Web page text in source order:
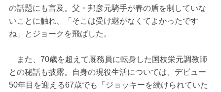
の話題にも言及。父・邦彦元騎手が春の盾を制していな
いことに触れ、「そこは受け継がなくてよかったです
ね」とジョークを飛ばした。
また、70歳を超えて厩務員に転身した国枝栄元調教師
との秘話も披露。自身の現役生活については、デビュー
50年目を迎える67歳でも「ジョッキーを続けられていた